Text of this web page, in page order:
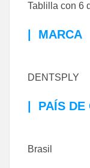
Tablilla con 6
MARCA
DENTSPLY
PAÍS DE
Brasil